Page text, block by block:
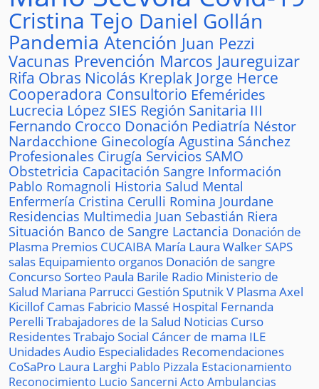
Cristina Tejo Daniel Gollán
Pandemia Atención Juan Pezzi
Vacunas Prevención Marcos Jaureguizar
Rifa Obras Nicolás Kreplak Jorge Herce
Cooperadora Consultorio Efemérides
Lucrecia López SIES Región Sanitaria III
Fernando Crocco Donación Pediatría Néstor
Nardacchione Ginecología Agustina Sánchez
Profesionales Cirugía Servicios SAMO
Obstetricia Capacitación Sangre Información
Pablo Romagnoli Historia Salud Mental
Enfermería Cristina Cerulli Romina Jourdane
Residencias Multimedia Juan Sebastián Riera
Situación Banco de Sangre Lactancia Donación de
Plasma Premios CUCAIBA María Laura WalkerSAPS
salas Equipamiento organos Donación de sangre
ConcursoSorteo Paula Barile Radio Ministerio de
Salud Mariana Parrucci Gestión Sputnik V Plasma Axel
KicillofCamas Fabricio Massé Hospital Fernanda
Perelli Trabajadores de la Salud Noticias Curso
ResidentesTrabajo Social Cáncer de mama ILE
UnidadesAudio Especialidades Recomendaciones
CoSaPro Laura Larghi Pablo Pizzala Estacionamiento
Reconocimiento Lucio Sancerni Acto Ambulancias